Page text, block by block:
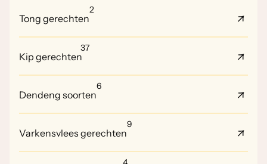
Tong gerechten
2
Kip gerechten
37
Dendeng soorten
6
Varkensvlees gerechten
9